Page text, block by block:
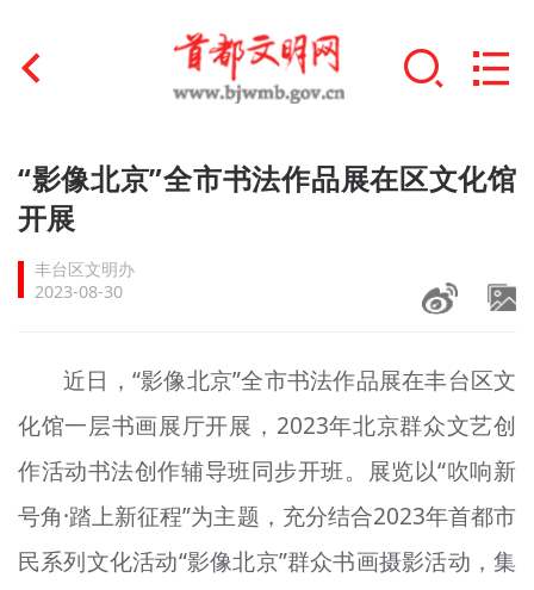
首页
文明创建
文明实践
未成年人思想道德建设
榜样人物
+
身边好人
文明评论
“影像北京”全市书法作品展在区文化馆
开展
丰台区文明办
2023-08-30
近日，“影像北京”全市书法作品展在丰台区文
化馆一层书画展厅开展，2023年北京群众文艺创
作活动书法创作辅导班同步开班。展览以“吹响新
号角·踏上新征程”为主题，充分结合2023年首都市
民系列文化活动“影像北京”群众书画摄影活动，集